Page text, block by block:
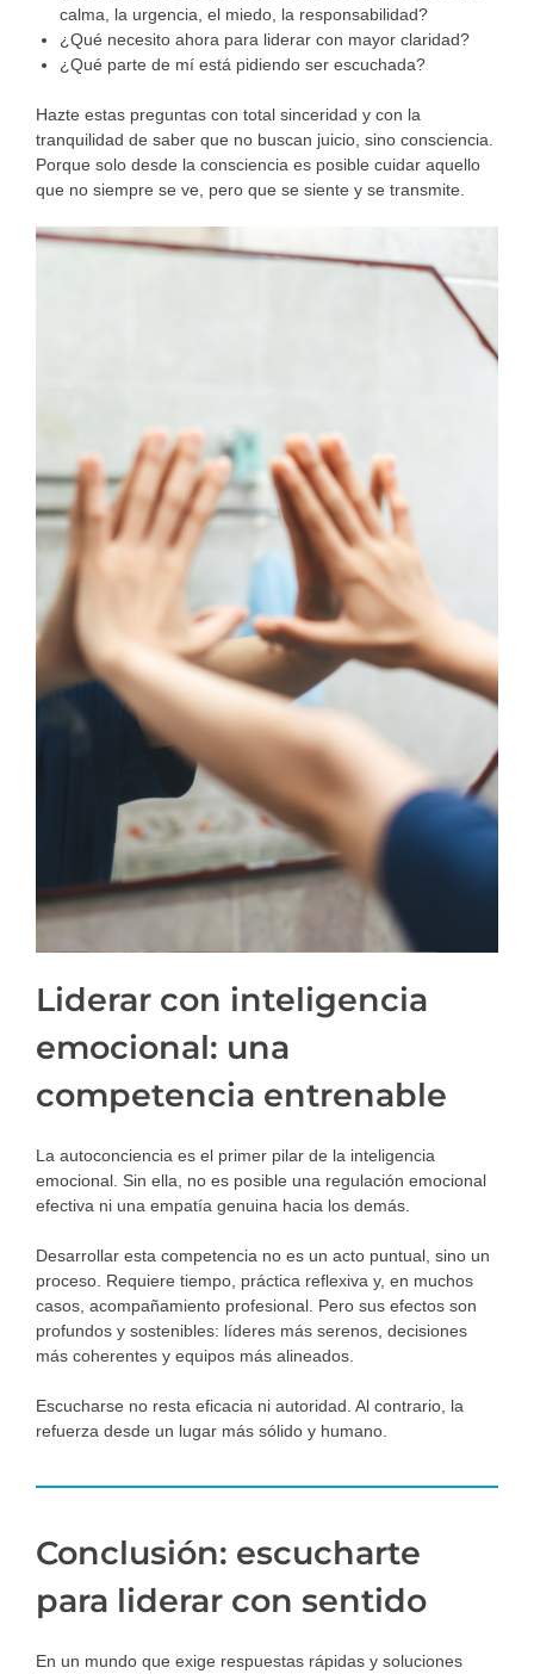
calma, la urgencia, el miedo, la responsabilidad?
¿Qué necesito ahora para liderar con mayor claridad?
¿Qué parte de mí está pidiendo ser escuchada?
Hazte estas preguntas con total sinceridad y con la
tranquilidad de saber que no buscan juicio, sino consciencia.
Porque solo desde la consciencia es posible cuidar aquello
que no siempre se ve, pero que se siente y se transmite.
Liderar con inteligencia
emocional: una
competencia entrenable
La autoconciencia es el primer pilar de la inteligencia
emocional. Sin ella, no es posible una regulación emocional
efectiva ni una empatía genuina hacia los demás.
Desarrollar esta competencia no es un acto puntual, sino un
proceso. Requiere tiempo, práctica reflexiva y, en muchos
casos, acompañamiento profesional. Pero sus efectos son
profundos y sostenibles: líderes más serenos, decisiones
más coherentes y equipos más alineados.
Escucharse no resta eficacia ni autoridad. Al contrario, la
refuerza desde un lugar más sólido y humano.
Conclusión: escucharte
para liderar con sentido
En un mundo que exige respuestas rápidas y soluciones